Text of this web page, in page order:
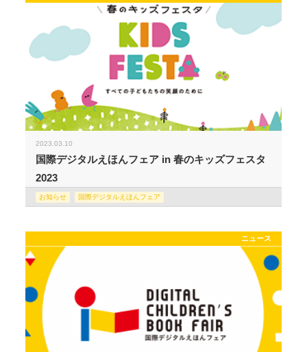
2023.03.10
国際デジタルえほんフェア in 春のキッズフェスタ
2023
お知らせ 国際デジタルえほんフェア
ニュース